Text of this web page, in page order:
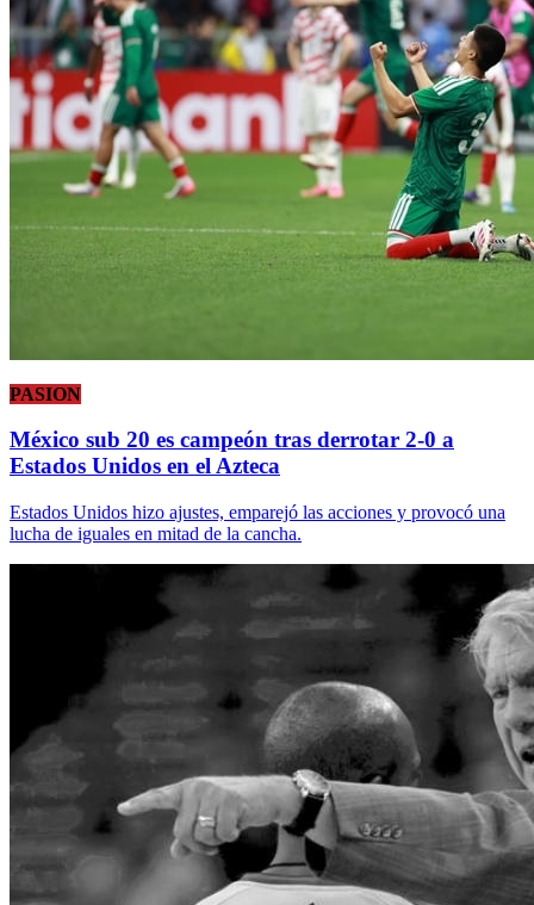
PASION
México sub 20 es campeón tras derrotar 2-0 a
Estados Unidos en el Azteca
Estados Unidos hizo ajustes, emparejó las acciones y provocó una
lucha de iguales en mitad de la cancha.